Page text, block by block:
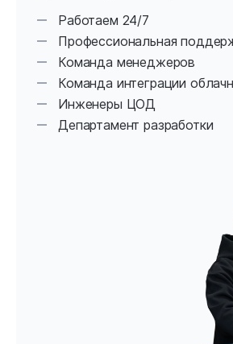
Работаем 24/7
Профессиональная
Команда менеджеров
Команда интеграции
Инженеры ЦОД
Департамент разработки